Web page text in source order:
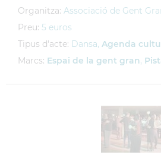
Organitza: Associació de Gent
Preu: 5 euros
Tipus d'acte: Dansa, Agenda
Marcs: Espai de la gent gran,